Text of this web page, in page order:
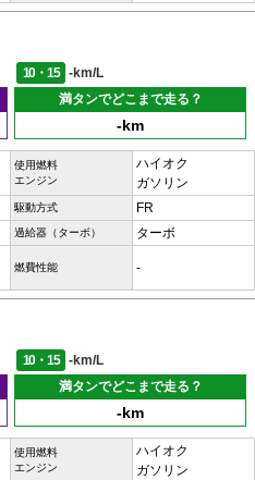
10・15
-km/L
満タンでどこまで走る？
-km
使用燃料
エンジン
ハイオク
ガソリン
駆動方式 FR
過給器（ターボ） ターボ
燃費性能 -
10・15
-km/L
満タンでどこまで走る？
-km
使用燃料
エンジン
ハイオク
ガソリン